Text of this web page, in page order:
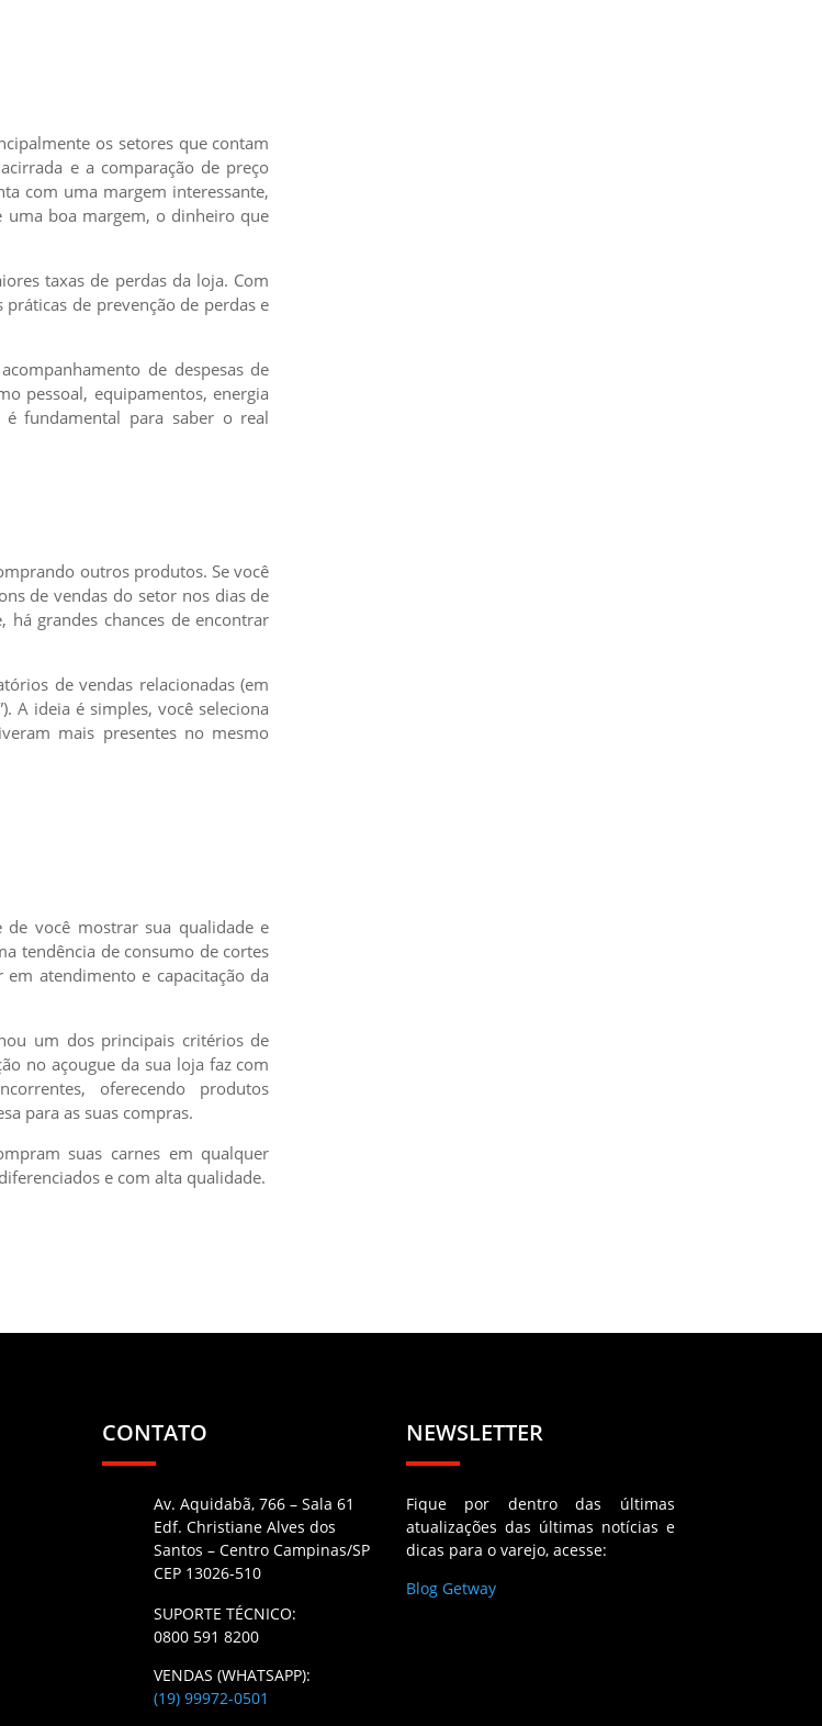
os setores que contam
e a comparação de preço
com uma margem interessante,
uma boa margem, o dinheiro que
taxas de perdas da loja. Com
de prevenção de perdas e
de despesas de
pessoal, equipamentos, energia
é fundamental para saber o real
outros produtos. Se você
de vendas do setor nos dias de
grandes chances de encontrar
de vendas relacionadas (em
A ideia é simples, você seleciona
mais presentes no mesmo
você mostrar sua qualidade e
tendência de consumo de cortes
atendimento e capacitação da
um dos principais critérios de
no açougue da sua loja faz com
oferecendo produtos
para as suas compras.
suas carnes em qualquer
e com alta qualidade.
CONTATO
Av. Aquidabã, 766 – Sala 61
Edf. Christiane Alves dos
Santos – Centro Campinas/SP
CEP 13026-510
SUPORTE TÉCNICO:
0800 591 8200
VENDAS (WHATSAPP):
(19) 99972-0501
NEWSLETTER
Fique por dentro das últimas
atualizações das últimas notícias e
dicas para o varejo, acesse:
Blog Getway